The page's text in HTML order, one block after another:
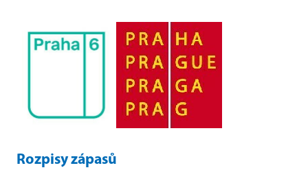
Rozpisy zápasů